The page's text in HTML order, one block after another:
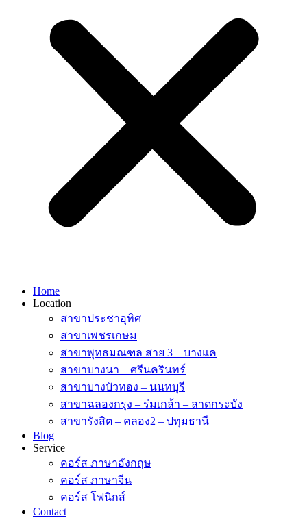
Home
Location
สาขาประชาอุทิศ
สาขาเพชรเกษม
สาขาพุทธมณฑล สาย 3 – บางแค
สาขาบางนา – ศรีนครินทร์
สาขาบางบัวทอง – นนทบุรี
สาขาฉลองกรุง – ร่มเกล้า – ลาดกระบัง
สาขารังสิต – คลอง2 – ปทุมธานี
Blog
Service
คอร์ส ภาษาอังกฤษ
คอร์ส ภาษาจีน
คอร์ส โฟนิกส์
Contact